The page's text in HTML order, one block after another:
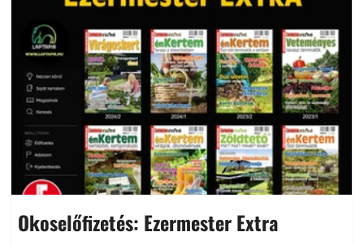
Okoselőfizetés: Ezermester Extra